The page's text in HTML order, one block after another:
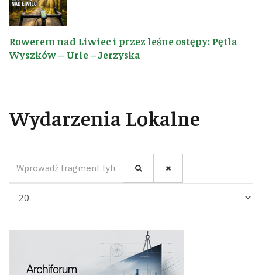
Rowerem nad Liwiec i przez leśne ostępy: Pętla
Wyszków – Urle – Jerzyska
Wydarzenia Lokalne